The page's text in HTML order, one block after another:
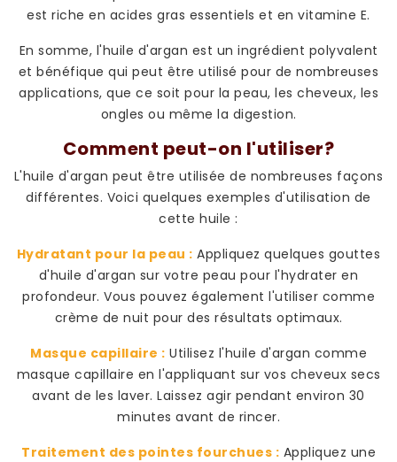
est riche en acides gras essentiels et en vitamine E.
En somme, l'huile d'argan est un ingrédient polyvalent
et bénéfique qui peut être utilisé pour de nombreuses
applications, que ce soit pour la peau, les cheveux, les
ongles ou même la digestion.
Comment peut-on l'utiliser?
L'huile d'argan peut être utilisée de nombreuses façons
différentes. Voici quelques exemples d'utilisation de
cette huile :
Hydratant pour la peau : Appliquez quelques gouttes
d'huile d'argan sur votre peau pour l'hydrater en
profondeur. Vous pouvez également l'utiliser comme
crème de nuit pour des résultats optimaux.
Masque capillaire : Utilisez l'huile d'argan comme
masque capillaire en l'appliquant sur vos cheveux secs
avant de les laver. Laissez agir pendant environ 30
minutes avant de rincer.
Traitement des pointes fourchues : Appliquez une